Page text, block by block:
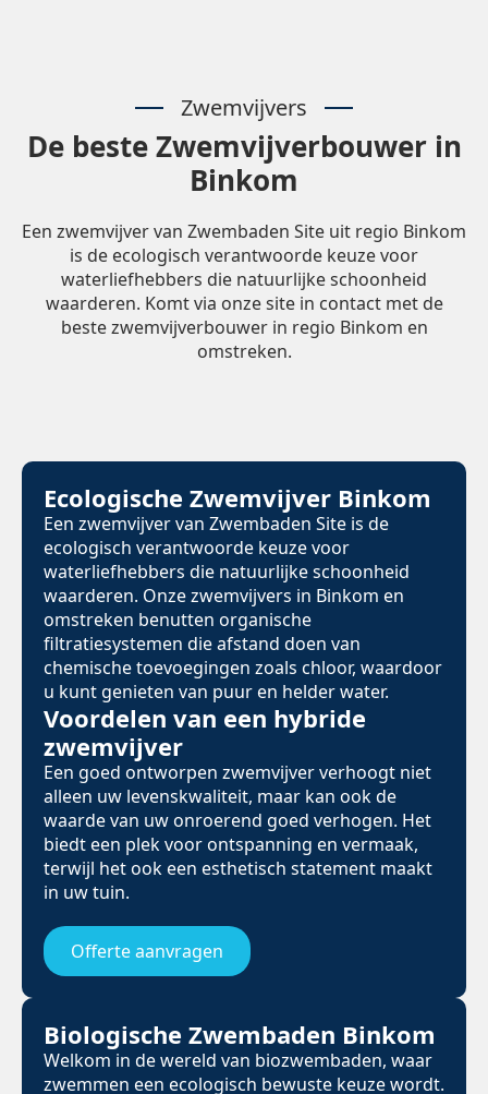
Zwemvijvers
De beste Zwemvijverbouwer in
Binkom
Een zwemvijver van Zwembaden Site uit regio Binkom
is de ecologisch verantwoorde keuze voor
waterliefhebbers die natuurlijke schoonheid
waarderen. Komt via onze site in contact met de
beste zwemvijverbouwer in regio Binkom en
omstreken.
Ecologische Zwemvijver Binkom
Een zwemvijver van Zwembaden Site is de
ecologisch verantwoorde keuze voor
waterliefhebbers die natuurlijke schoonheid
waarderen. Onze zwemvijvers in Binkom en
omstreken benutten organische
filtratiesystemen die afstand doen van
chemische toevoegingen zoals chloor, waardoor
u kunt genieten van puur en helder water.
Voordelen van een hybride
zwemvijver
Een goed ontworpen zwemvijver verhoogt niet
alleen uw levenskwaliteit, maar kan ook de
waarde van uw onroerend goed verhogen. Het
biedt een plek voor ontspanning en vermaak,
terwijl het ook een esthetisch statement maakt
in uw tuin.
Offerte aanvragen
Biologische Zwembaden Binkom
Welkom in de wereld van biozwembaden, waar
zwemmen een ecologisch bewuste keuze wordt.